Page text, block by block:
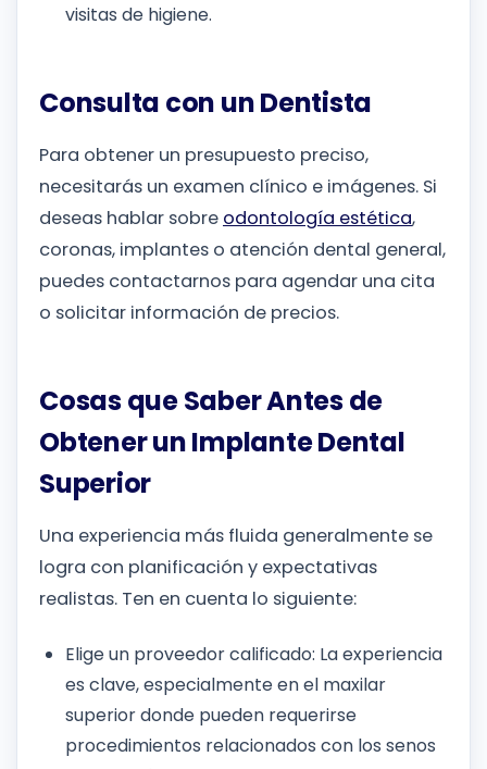
visitas de higiene.
Consulta con un Dentista
Para obtener un presupuesto preciso,
necesitarás un examen clínico e imágenes. Si
deseas hablar sobre odontología estética,
coronas, implantes o atención dental general,
puedes contactarnos para agendar una cita
o solicitar información de precios.
Cosas que Saber Antes de
Obtener un Implante Dental
Superior
Una experiencia más fluida generalmente se
logra con planificación y expectativas
realistas. Ten en cuenta lo siguiente:
Elige un proveedor calificado: La experiencia
es clave, especialmente en el maxilar
superior donde pueden requerirse
procedimientos relacionados con los senos